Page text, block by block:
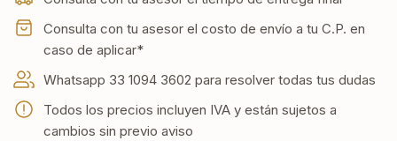
60&quot;
2
PUERTAS
SOLIDAS
2
PUERTAS
Consulta con tu asesor el costo de envío a tu C.P. en
caso de aplicar*
Whatsapp 33 1094 3602 para resolver todas tus dudas
Todos los precios incluyen IVA y están sujetos a
cambios sin previo aviso